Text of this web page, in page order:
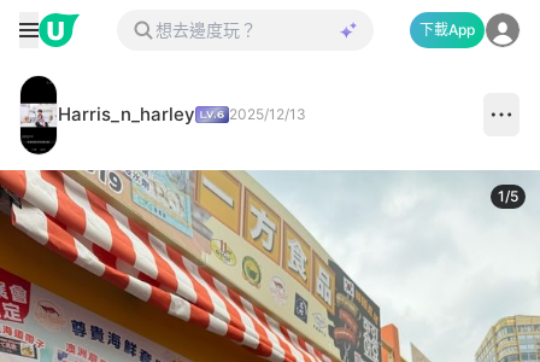
下載App
Harris_n_harley 2025/12/13
1/5